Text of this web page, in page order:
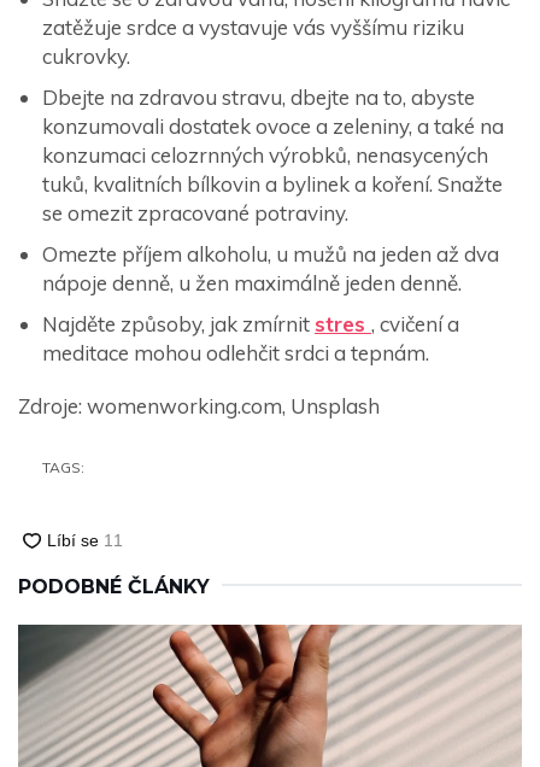
zatěžuje srdce a vystavuje vás vyššímu riziku
cukrovky.
Dbejte na zdravou stravu, dbejte na to, abyste
konzumovali dostatek ovoce a zeleniny, a také na
konzumaci celozrnných výrobků, nenasycených
tuků, kvalitních bílkovin a bylinek a koření. Snažte
se omezit zpracované potraviny.
Omezte příjem alkoholu, u mužů na jeden až dva
nápoje denně, u žen maximálně jeden denně.
Najděte způsoby, jak zmírnitstres , cvičení a
meditace mohou odlehčit srdci a tepnám.
Zdroje: womenworking.com, Unsplash
TAGS:
PODOBNÉ ČLÁNKY